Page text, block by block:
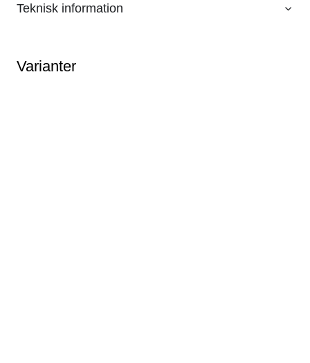
Teknisk information
Varianter